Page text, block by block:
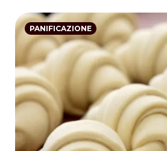
PANIFICAZIONE